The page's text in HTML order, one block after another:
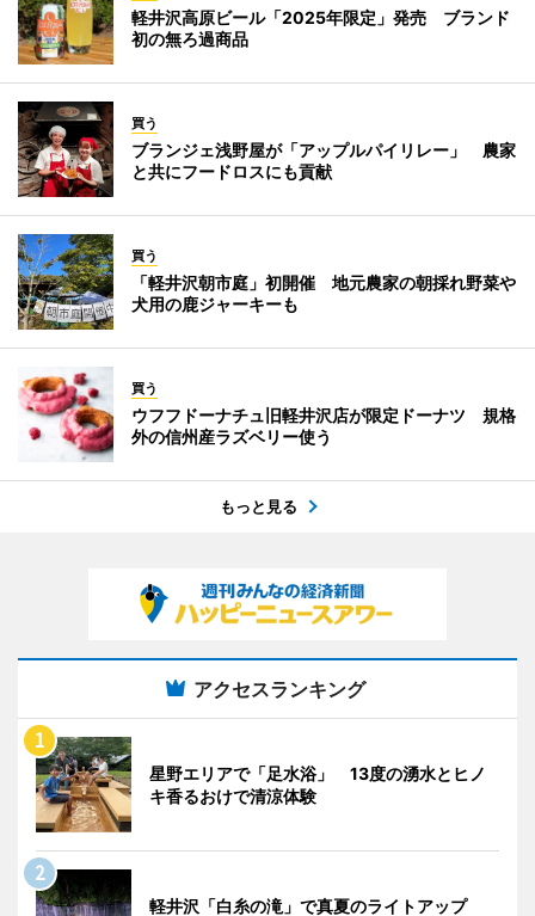
軽井沢高原ビール「2025年限定」発売 ブランド
初の無ろ過商品
買う
ブランジェ浅野屋が「アップルパイリレー」 農家
と共にフードロスにも貢献
買う
「軽井沢朝市庭」初開催 地元農家の朝採れ野菜や
犬用の鹿ジャーキーも
買う
ウフフドーナチュ旧軽井沢店が限定ドーナツ 規格
外の信州産ラズベリー使う
もっと見る
アクセスランキング
星野エリアで「足水浴」 13度の湧水とヒノ
キ香るおけで清涼体験
軽井沢「白糸の滝」で真夏のライトアップ